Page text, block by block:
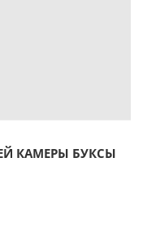
КАМЕРЫ БУКСЫ